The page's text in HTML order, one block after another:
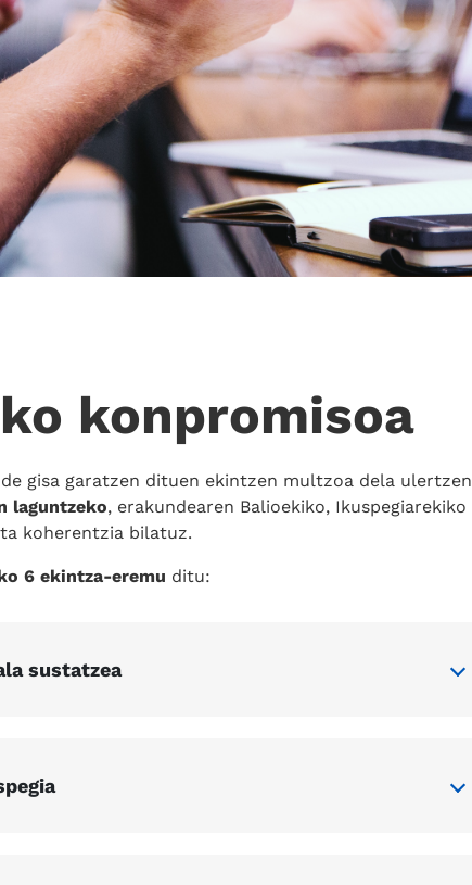
konpromisoa
gisa garatzen dituen ekintzen multzoa dela ulertzen
laguntzeko, erakundearen Balioekiko, Ikuspegiarekiko
koherentzia bilatuz.
6 ekintza-eremu ditu:
sustatzea